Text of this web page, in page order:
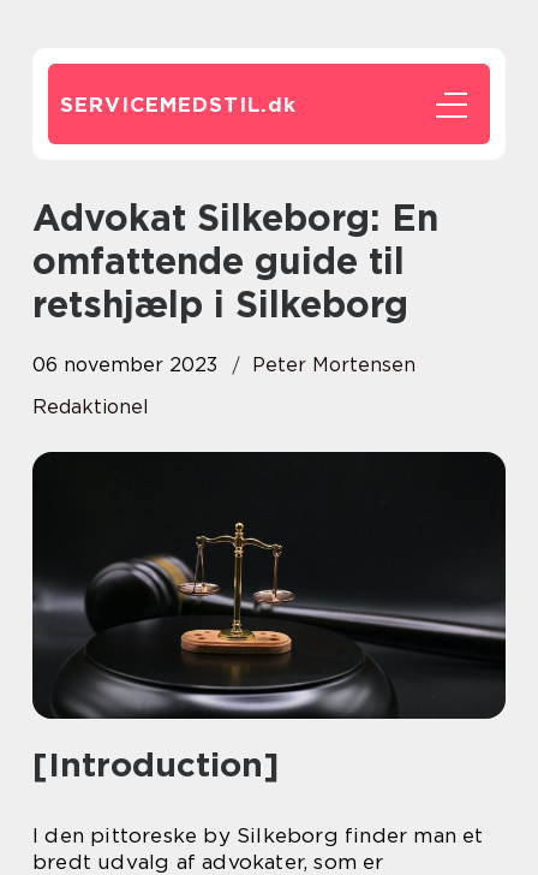
SERVICEMEDSTIL.dk
Advokat Silkeborg: En
omfattende guide til
retshjælp i Silkeborg
06 november 2023
Peter Mortensen
Redaktionel
[Introduction]
I den pittoreske by Silkeborg finder man et
bredt udvalg af advokater, som er